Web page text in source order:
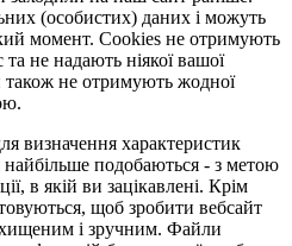
(особистих) даних і можуть
момент. Сookies не отримують
та не надають ніякої вашої
також не отримують жодної
визначення характеристик
найбільше подобаються - з метою
в якій ви зацікавлені. Крім
щоб зробити вебсайт
і зручним. Файли